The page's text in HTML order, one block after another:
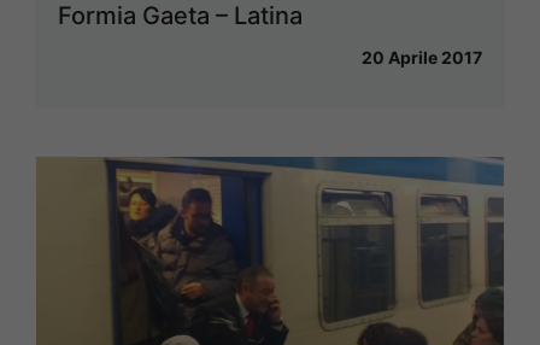
Formia Gaeta – Latina
20 Aprile 2017